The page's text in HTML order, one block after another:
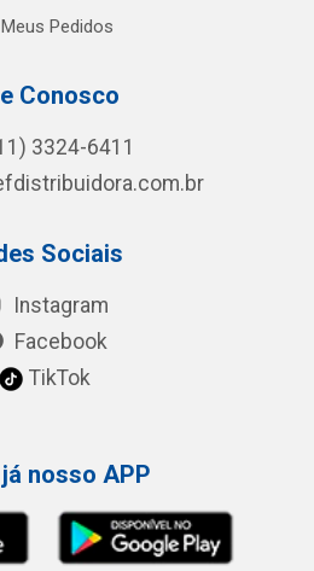
Meus Pedidos
Conosco
3324-6411
Sociais
Instagram
Facebook
TikTok
nosso APP